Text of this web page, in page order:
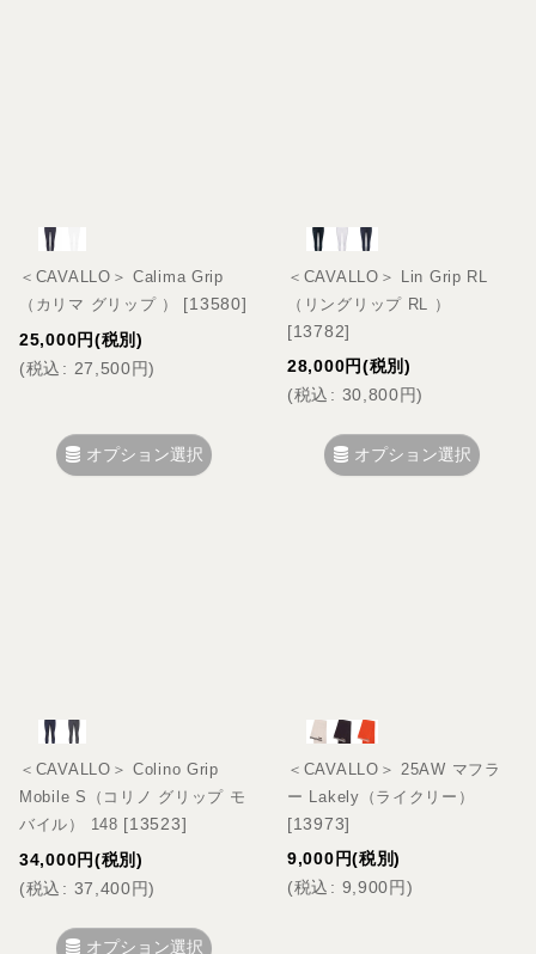
＜CAVALLO＞ Calima Grip
（カリマ グリップ ） [13580]
25,000円(税別)
(税込 : 27,500円)
オプション選択
＜CAVALLO＞ Lin Grip RL
（リングリップ RL ）
[13782]
28,000円(税別)
(税込 : 30,800円)
オプション選択
＜CAVALLO＞ Colino Grip
Mobile S（コリノ グリップ モ
バイル） 148 [13523]
34,000円(税別)
(税込 : 37,400円)
オプション選択
＜CAVALLO＞ 25AW マフラ
ー Lakely（ライクリー）
[13973]
9,000円(税別)
(税込 : 9,900円)